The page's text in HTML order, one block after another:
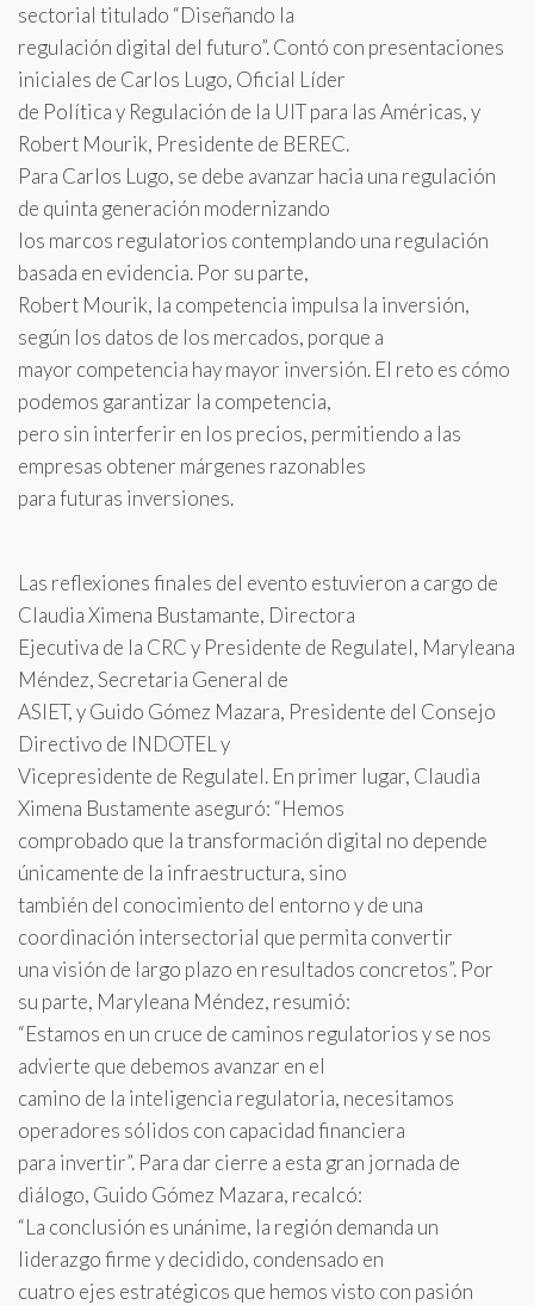
sectorial titulado “Diseñando la
regulación digital del futuro”. Contó con presentaciones
iniciales de Carlos Lugo, Oficial Líder
de Política y Regulación de la UIT para las Américas, y
Robert Mourik, Presidente de BEREC.
Para Carlos Lugo, se debe avanzar hacia una regulación
de quinta generación modernizando
los marcos regulatorios contemplando una regulación
basada en evidencia. Por su parte,
Robert Mourik, la competencia impulsa la inversión,
según los datos de los mercados, porque a
mayor competencia hay mayor inversión. El reto es cómo
podemos garantizar la competencia,
pero sin interferir en los precios, permitiendo a las
empresas obtener márgenes razonables
para futuras inversiones.
Las reflexiones finales del evento estuvieron a cargo de
Claudia Ximena Bustamante, Directora
Ejecutiva de la CRC y Presidente de Regulatel, Maryleana
Méndez, Secretaria General de
ASIET, y Guido Gómez Mazara, Presidente del Consejo
Directivo de INDOTEL y
Vicepresidente de Regulatel. En primer lugar, Claudia
Ximena Bustamente aseguró: “Hemos
comprobado que la transformación digital no depende
únicamente de la infraestructura, sino
también del conocimiento del entorno y de una
coordinación intersectorial que permita convertir
una visión de largo plazo en resultados concretos”. Por
su parte, Maryleana Méndez, resumió:
“Estamos en un cruce de caminos regulatorios y se nos
advierte que debemos avanzar en el
camino de la inteligencia regulatoria, necesitamos
operadores sólidos con capacidad financiera
para invertir”. Para dar cierre a esta gran jornada de
diálogo, Guido Gómez Mazara, recalcó:
“La conclusión es unánime, la región demanda un
liderazgo firme y decidido, condensado en
cuatro ejes estratégicos que hemos visto con pasión